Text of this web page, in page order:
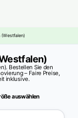
Bestellen Sie den
– Faire Preise,
inklusive.
auswählen